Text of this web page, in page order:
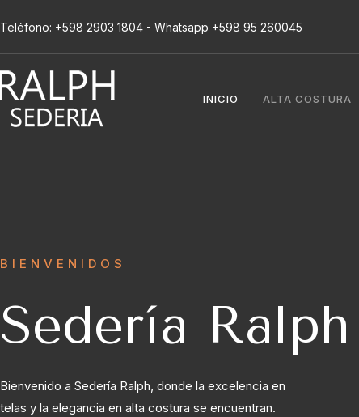
Teléfono: +598 2903 1804 - Whatsapp +598 95 260045
INICIO ALTA COSTURA
BIENVENIDOS
Sedería Ralph
Bienvenido a Sedería Ralph, donde la excelencia en
telas y la elegancia en alta costura se encuentran.